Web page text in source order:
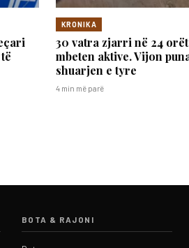
KRONIKA
30 vatra zjarri në 24
mbeten aktive. Vijon
shuarjen e tyre
4 min më parë
BOTA & RAJONI